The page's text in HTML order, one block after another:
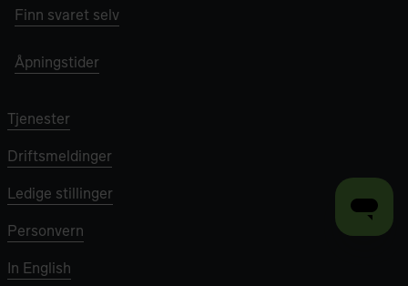
Finn svaret selv
Åpningstider
Tjenester
Driftsmeldinger
Ledige stillinger
Personvern
In English